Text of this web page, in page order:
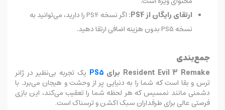
ارتقای رایگان از PS4:
اگر نسخه PS4 را دارید، می‌توانید به
نسخه PS5 بدون هزینه اضافی ارتقا دهید.
جمع‌بندی
Resident Evil 3 Remake برای PS5 یک تجربه بی‌نظیر در ژانر
ترس و بقا است که شما را به دنیایی پر از وحشت و هیجان می‌برد. با
دشمنی مانند نمسیس که هر لحظه شما را تعقیب می‌کند، این بازی
فرصتی عالی برای طرفداران سبک اکشن و ترسناک است.